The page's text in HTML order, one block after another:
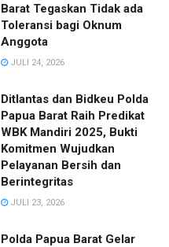
Barat Tegaskan Tidak ada
Toleransi bagi Oknum
Anggota
JULI 24, 2026
Ditlantas dan Bidkeu Polda
Papua Barat Raih Predikat
WBK Mandiri 2025, Bukti
Komitmen Wujudkan
Pelayanan Bersih dan
Berintegritas
JULI 23, 2026
Polda Papua Barat Gelar